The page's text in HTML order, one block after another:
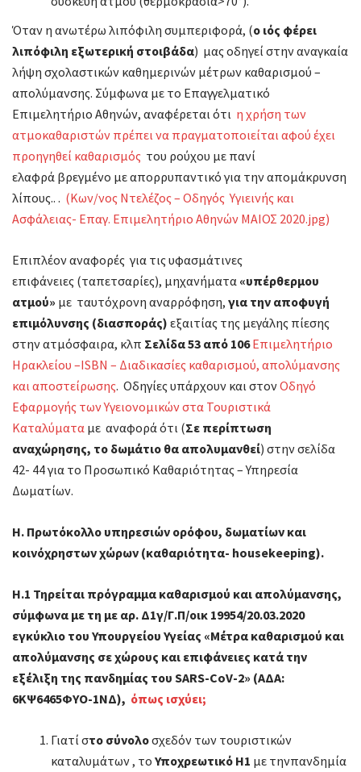
Όταν η ανωτέρω λιπόφιλη συμπεριφορά, (ο ιός φέρει
λιπόφιλη εξωτερική στοιβάδα) μας οδηγεί στην αναγκαία
λήψη σχολαστικών καθημερινών μέτρων καθαρισμού –
απολύμανσης. Σύμφωνα με το Επαγγελματικό
Επιμελητήριο Αθηνών, αναφέρεται ότι η χρήση των
ατμοκαθαριστών πρέπει να πραγματοποιείται αφού έχει
προηγηθεί καθαρισμός του ρούχου με πανί
ελαφρά βρεγμένο με απορρυπαντικό για την απομάκρυνση
λίπους.. . (Kων/νος Ντελέζος – Οδηγός Υγιεινής και
Ασφάλειας- Επαγ. Επιμελητήριο Αθηνών ΜΑΙΟΣ 2020.jpg)
Επιπλέον αναφορές για τις υφασμάτινες
επιφάνειες (ταπετσαρίες), μηχανήματα «υπέρθερμου
ατμού» με ταυτόχρονη αναρρόφηση, για την αποφυγή
επιμόλυνσης (διασποράς) εξαιτίας της μεγάλης πίεσης
στην ατμόσφαιρα, κλπ Σελίδα 53 από 106 Επιμελητήριο
Ηρακλείου –ISBN – Διαδικασίες καθαρισμού, απολύμανσης
και αποστείρωσης. Οδηγίες υπάρχουν και στονΟδηγό
Εφαρμογής των Υγειονομικών στα Τουριστικά
Καταλύματα με αναφορά ότι (Σε περίπτωση
αναχώρησης, το δωμάτιο θα απολυμανθεί) στην σελίδα
42- 44 για το Προσωπικό Καθαριότητας – Υπηρεσία
Δωματίων.
Η. Πρωτόκολλο υπηρεσιών ορόφου, δωματίων και
κοινόχρηστων χώρων (καθαριότητα- housekeeping).
Η.1 Τηρείται πρόγραμμα καθαρισμού και απολύμανσης,
σύμφωνα με τη με αρ. Δ1γ/Γ.Π/οικ 19954/20.03.2020
εγκύκλιο του Υπουργείου Υγείας «Μέτρα καθαρισμού και
απολύμανσης σε χώρους και επιφάνειες κατά την
εξέλιξη της πανδημίας του SARS-CoV-2» (ΑΔΑ:
6ΚΨ6465ΦΥΟ-1ΝΔ), όπως ισχύει;
Γιατί στο σύνολοσχεδόν των τουριστικών
καταλυμάτων , το Υποχρεωτικό Η1 με τηνπανδημία